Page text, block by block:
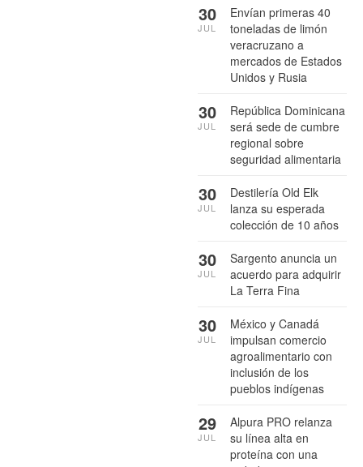
Envían primeras 40
toneladas de limón
veracruzano a
mercados de Estados
Unidos y Rusia
30
JUL
República Dominicana
será sede de cumbre
regional sobre
seguridad alimentaria
30
JUL
Destilería Old Elk
lanza su esperada
colección de 10 años
30
JUL
Sargento anuncia un
acuerdo para adquirir
La Terra Fina
30
JUL
México y Canadá
impulsan comercio
agroalimentario con
inclusión de los
pueblos indígenas
30
JUL
Alpura PRO relanza
su línea alta en
proteína con una
29
JUL